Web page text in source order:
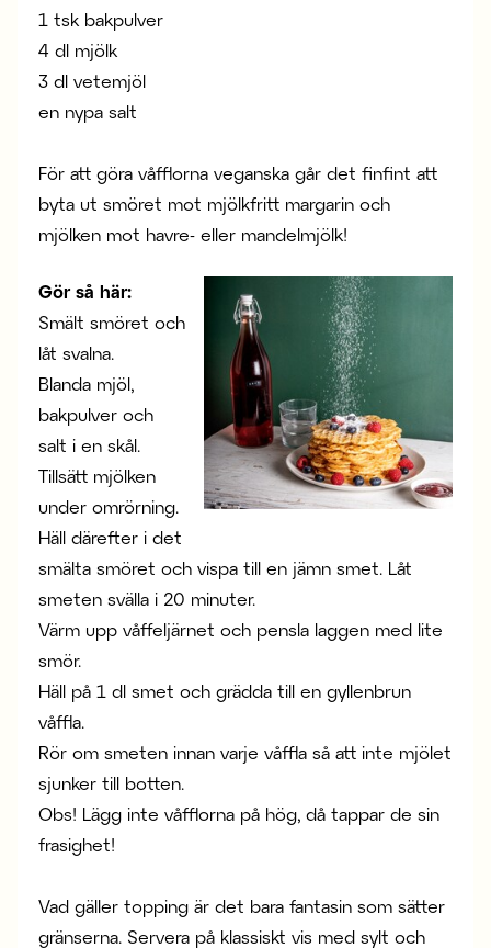
1 tsk bakpulver
4 dl mjölk
3 dl vetemjöl
en nypa salt
För att göra våfflorna veganska går det finfint att
byta ut smöret mot mjölkfritt margarin och
mjölken mot havre- eller mandelmjölk!
Gör så här:
Smält smöret och
låt svalna.
Blanda mjöl,
bakpulver och
salt i en skål.
Tillsätt mjölken
under omrörning.
Häll därefter i det
smälta smöret och vispa till en jämn smet. Låt
smeten svälla i 20 minuter.
Värm upp våffeljärnet och pensla laggen med lite
smör.
Häll på 1 dl smet och grädda till en gyllenbrun
våffla.
Rör om smeten innan varje våffla så att inte mjölet
sjunker till botten.
Obs! Lägg inte våfflorna på hög, då tappar de sin
frasighet!
Vad gäller topping är det bara fantasin som sätter
gränserna. Servera på klassiskt vis med sylt och